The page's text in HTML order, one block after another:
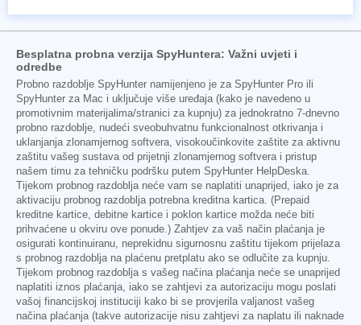
Besplatna probna verzija SpyHuntera: Važni uvjeti i
odredbe
Probno razdoblje SpyHunter namijenjeno je za SpyHunter Pro ili
SpyHunter za Mac i uključuje više uređaja (kako je navedeno u
promotivnim materijalima/stranici za kupnju) za jednokratno 7-dnevno
probno razdoblje, nudeći sveobuhvatnu funkcionalnost otkrivanja i
uklanjanja zlonamjernog softvera, visokoučinkovite zaštite za aktivnu
zaštitu vašeg sustava od prijetnji zlonamjernog softvera i pristup
našem timu za tehničku podršku putem SpyHunter HelpDeska.
Tijekom probnog razdoblja neće vam se naplatiti unaprijed, iako je za
aktivaciju probnog razdoblja potrebna kreditna kartica. (Prepaid
kreditne kartice, debitne kartice i poklon kartice možda neće biti
prihvaćene u okviru ove ponude.) Zahtjev za vaš način plaćanja je
osigurati kontinuiranu, neprekidnu sigurnosnu zaštitu tijekom prijelaza
s probnog razdoblja na plaćenu pretplatu ako se odlučite za kupnju.
Tijekom probnog razdoblja s vašeg načina plaćanja neće se unaprijed
naplatiti iznos plaćanja, iako se zahtjevi za autorizaciju mogu poslati
vašoj financijskoj instituciji kako bi se provjerila valjanost vašeg
načina plaćanja (takve autorizacije nisu zahtjevi za naplatu ili naknade